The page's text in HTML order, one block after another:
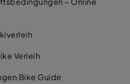
Verleih
Bike Guide